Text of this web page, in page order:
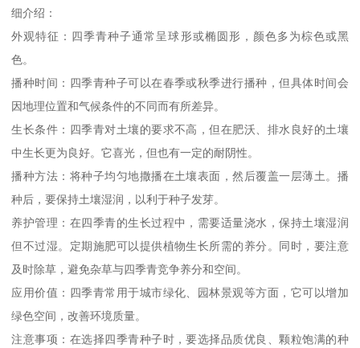
细介绍：
外观特征：四季青种子通常呈球形或椭圆形，颜色多为棕色或黑
色。
播种时间：四季青种子可以在春季或秋季进行播种，但具体时间会
因地理位置和气候条件的不同而有所差异。
生长条件：四季青对土壤的要求不高，但在肥沃、排水良好的土壤
中生长更为良好。它喜光，但也有一定的耐阴性。
播种方法：将种子均匀地撒播在土壤表面，然后覆盖一层薄土。播
种后，要保持土壤湿润，以利于种子发芽。
养护管理：在四季青的生长过程中，需要适量浇水，保持土壤湿润
但不过湿。定期施肥可以提供植物生长所需的养分。同时，要注意
及时除草，避免杂草与四季青竞争养分和空间。
应用价值：四季青常用于城市绿化、园林景观等方面，它可以增加
绿色空间，改善环境质量。
注意事项：在选择四季青种子时，要选择品质优良、颗粒饱满的种